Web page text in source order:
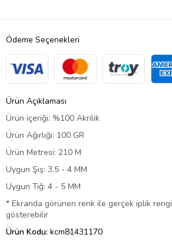
Ödeme Seçenekleri
Ürün Açıklaması
Ürün içeriği: %100 Akrilik
Ürün Ağırlığı: 100 GR
Ürün Metresi: 210 M
Uygun Şiş: 3.5 - 4 MM
Uygun Tığ: 4 - 5 MM
* Ekranda görünen renk ile gerçek iplik rengi
gösterebilir
Ürün Kodu: kcm81431170